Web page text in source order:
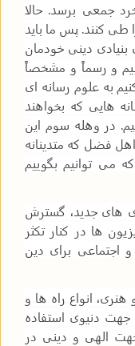
جمعی برسد. حالا
طی کنند. پس ما باید
بنیادی دینی خودمان
و رسماً و مشخصاً
به علوم رسانه ای
هایی که بخواهند
در وهله سوم این
فضل که متدینانه
می توانیم بگوییم
های جدید، گسترش
ها در کنار تکثر
اجتماعی برای دین
انواع راه ها و
جهت دنیوی استفاده
الهی و دینی در